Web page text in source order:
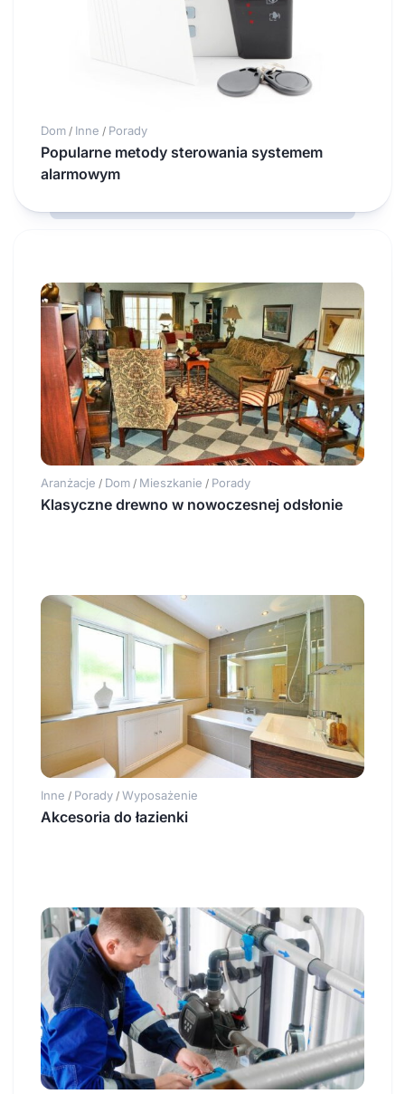
Dom / Inne / Porady
Popularne metody sterowania systemem
alarmowym
Aranżacje / Dom / Mieszkanie / Porady
Klasyczne drewno w nowoczesnej odsłonie
Inne / Porady / Wyposażenie
Akcesoria do łazienki